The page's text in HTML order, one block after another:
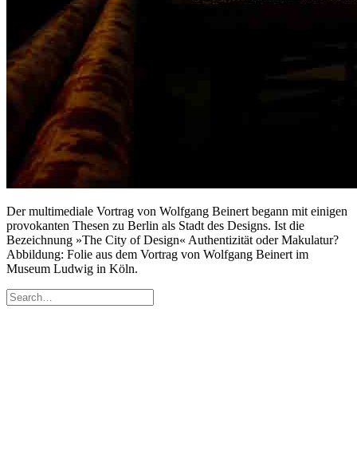
Der multimediale Vortrag von Wolfgang Beinert begann mit einigen
provokanten Thesen zu Berlin als Stadt des Designs. Ist die
Bezeichnung »The City of Design« Authentizität oder Makulatur?
Abbildung: Folie aus dem Vortrag von Wolfgang Beinert im
Museum Ludwig in Köln.